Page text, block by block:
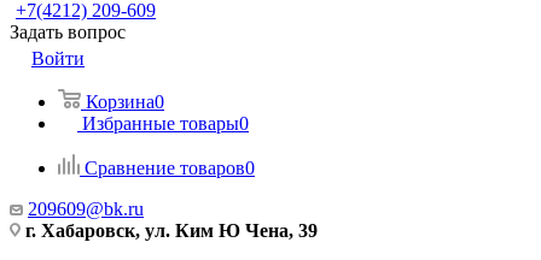
+7(4212) 209-609
Задать вопрос
Войти
Корзина0
Избранные товары0
Сравнение товаров0
209609@bk.ru
г. Хабаровск, ул. Ким Ю Чена, 39